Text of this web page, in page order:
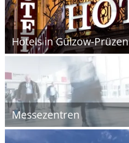
Hotels in Gülzow-Prüzen
Messezentren